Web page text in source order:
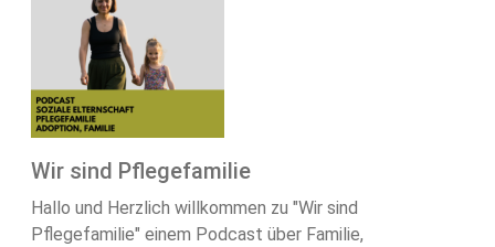
Wir sind Pflegefamilie
Hallo und Herzlich willkommen zu "Wir sind
Pflegefamilie" einem Podcast über Familie,